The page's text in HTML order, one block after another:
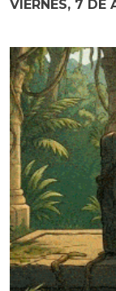
VIERNES, 7 DE